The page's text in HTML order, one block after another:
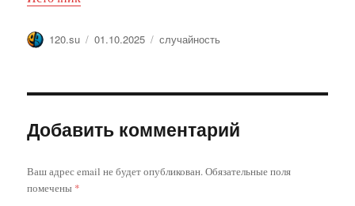
Автор
120.su Опубликовано
01.10.2025 Метки
случайность
Добавить комментарий
Ваш адрес email не будет опубликован.Обязательные поля
помечены *